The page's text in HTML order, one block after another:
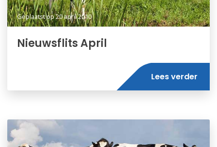
Geplaatst op20 april 2010
Nieuwsflits April
Lees verder